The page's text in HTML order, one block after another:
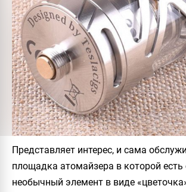
Представляет интерес, и сама
площадка атомайзера в которой есть
необычный элемент в виде